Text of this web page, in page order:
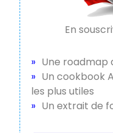
En
Une roadmap
Un cookbook
les plus utiles
Un extrait de